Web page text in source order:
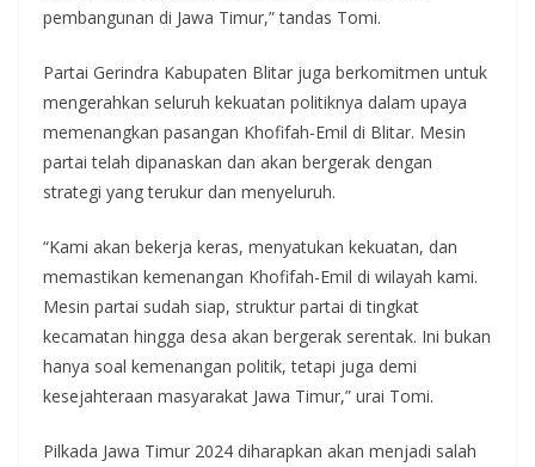
pembangunan di Jawa Timur,” tandas Tomi.
Partai Gerindra Kabupaten Blitar juga berkomitmen untuk
mengerahkan seluruh kekuatan politiknya dalam upaya
memenangkan pasangan Khofifah-Emil di Blitar. Mesin
partai telah dipanaskan dan akan bergerak dengan
strategi yang terukur dan menyeluruh.
“Kami akan bekerja keras, menyatukan kekuatan, dan
memastikan kemenangan Khofifah-Emil di wilayah kami.
Mesin partai sudah siap, struktur partai di tingkat
kecamatan hingga desa akan bergerak serentak. Ini bukan
hanya soal kemenangan politik, tetapi juga demi
kesejahteraan masyarakat Jawa Timur,” urai Tomi.
Pilkada Jawa Timur 2024 diharapkan akan menjadi salah